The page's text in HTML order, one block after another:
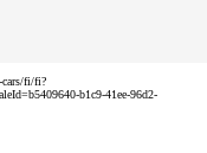
cars/fi/fi?
b1c9-41ee-96d2-